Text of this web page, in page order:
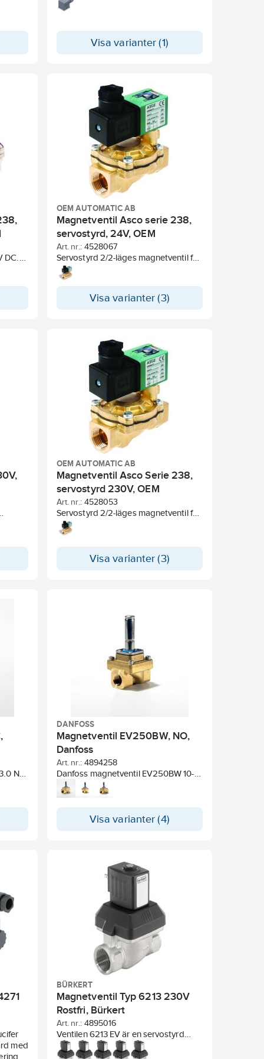
Visa varianter (1)
är
OEM AUTOMATIC AB
Magnetventil Asco serie 238,
servostyrd, 24V, OEM
Automatic
Art. nr.: 4528067
Servostyrd 2/2-läges magnetventil för
öppna system. Tål vatten, luft, och
olja.
Visa varianter (3)
är
alla
OEM AUTOMATIC AB
Magnetventil Asco Serie 238,
servostyrd 230V, OEM
Automatic
Art. nr.: 4528053
Servostyrd 2/2-läges magnetventil för
öppna system. Strömlöst stängd.
Industri Ventil.
Visa varianter (3)
NC
bar.
DANFOSS
Magnetventil EV250BW, NO,
Danfoss
Art. nr.: 4894258
Danfoss magnetventil EV250BW 10-
22, strömlöst öppen NO, EPDM-
membran. Ventilhus i eco-brass.
KTW och W270, RiSE certifierad.
Visa varianter (4)
med
BÜRKERT
Magnetventil Typ 6213 230V
Rostfri, Bürkert
Art. nr.: 4895016
Ventilen 6213 EV är en servostyrd
magnetventil. Membranets
fjäderkoppling stödjer ventilens